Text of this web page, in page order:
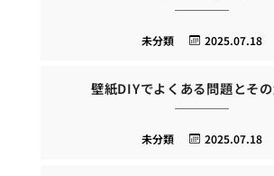
2025.07.18
未分類
壁紙DIYでよくある問題とそ
2025.07.18
未分類